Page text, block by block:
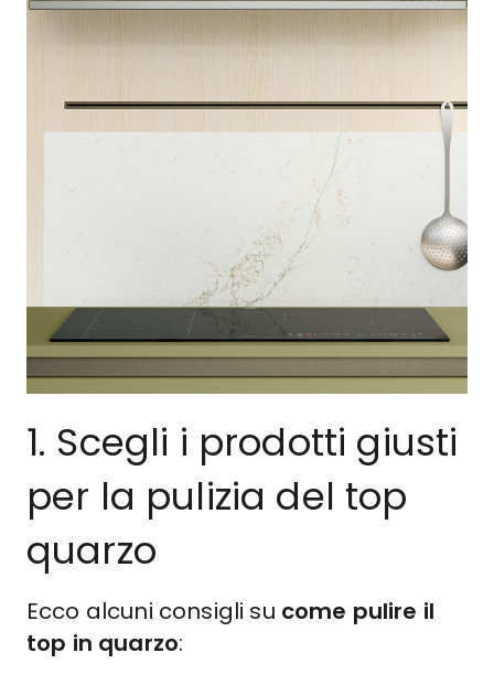
1. Scegli i prodotti giusti
per la pulizia del top
quarzo
Ecco alcuni consigli su come pulire il
top in quarzo: